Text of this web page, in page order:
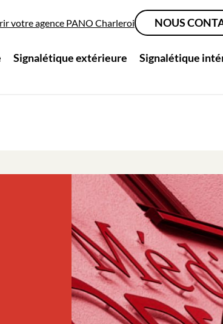
Signalétique extérieure Signalétique
votre agence PANO Charleroi NOUS